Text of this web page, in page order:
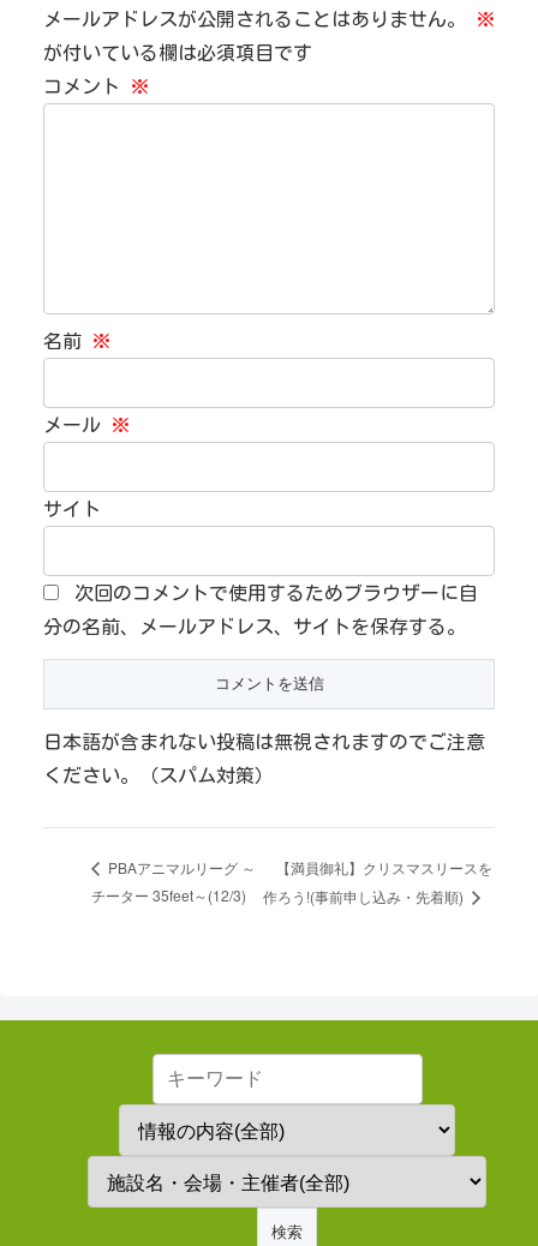
メールアドレスが公開されることはありません。
※
が付いている欄は必須項目です
コメント
※
名前 ※
メール ※
サイト
次回のコメントで使用するためブラウザーに自
分の名前、メールアドレス、サイトを保存する。
日本語が含まれない投稿は無視されますのでご注意
ください。（スパム対策）
PBAアニマルリーグ ～
チーター 35feet～(12/3)
【満員御礼】クリスマスリースを
作ろう!(事前申し込み・先着順)